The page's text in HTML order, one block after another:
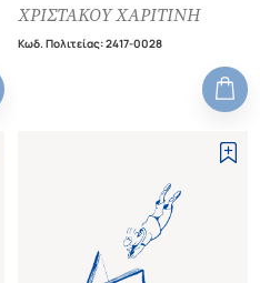
ΧΡΙΣΤΑΚΟΥ ΧΑΡΙΤΙΝΗ
Κωδ. Πολιτείας:2417-0028